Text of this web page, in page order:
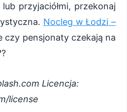
przyjaciółmi, przekonaj
Nocleg w Łodzi –
czy pensjonaty czekają na
Licencja:
license